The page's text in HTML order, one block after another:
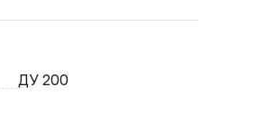
ДУ 200